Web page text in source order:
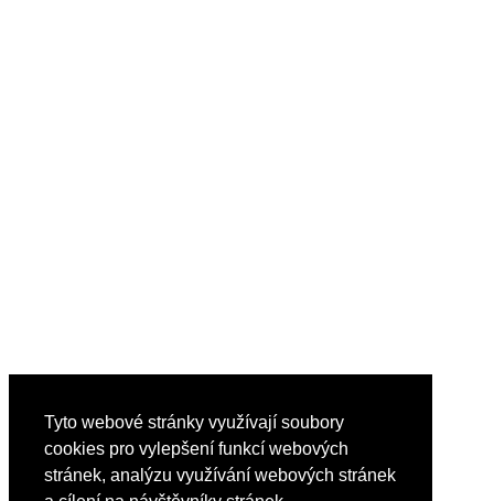
Tyto webové stránky využívají soubory
cookies pro vylepšení funkcí webových
stránek, analýzu využívání webových stránek